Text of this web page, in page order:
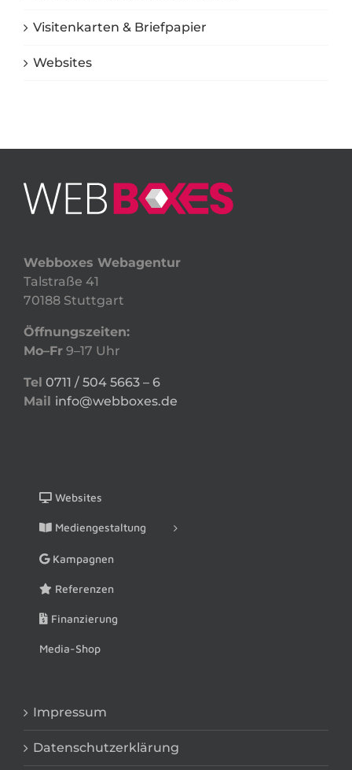
Visitenkarten & Briefpapier
Websites
Webboxes Webagentur
Talstraße 41
70188 Stuttgart
Öffnungszeiten:
Mo–Fr 9–17 Uhr
Tel 0711 / 504 5663 – 6
Mail info@webboxes.de
Websites
Mediengestaltung
Kampagnen
Referenzen
Finanzierung
Media-Shop
Impressum
Datenschutzerklärung